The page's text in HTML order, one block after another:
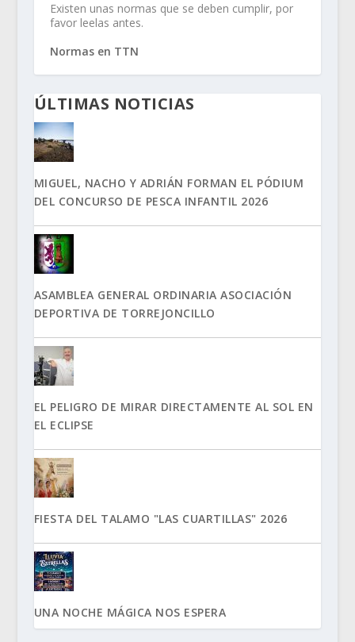
Existen unas normas que se deben cumplir, por
favor leelas antes.
Normas en TTN
ÚLTIMAS NOTICIAS
MIGUEL, NACHO Y ADRIÁN FORMAN EL PÓDIUM
DEL CONCURSO DE PESCA INFANTIL 2026
ASAMBLEA GENERAL ORDINARIA ASOCIACIÓN
DEPORTIVA DE TORREJONCILLO
EL PELIGRO DE MIRAR DIRECTAMENTE AL SOL EN
EL ECLIPSE
FIESTA DEL TALAMO "LAS CUARTILLAS" 2026
UNA NOCHE MÁGICA NOS ESPERA